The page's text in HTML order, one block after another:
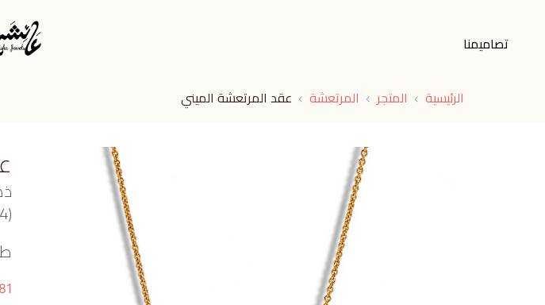
تصاميمنا
الرئيسية المتجر المرتعشة عقد المرتعشة الميني
(0.54 جرام) تقريبًا.